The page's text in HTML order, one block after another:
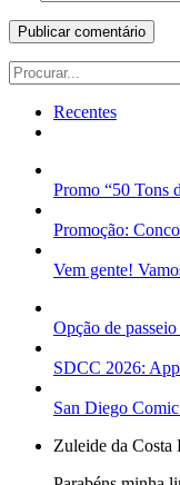
Search
for:
Recentes
Promo “50 Tons
Promoção:
Vem gente!
Opção de
SDCC 2026:
San Diego
Zuleide da Costa